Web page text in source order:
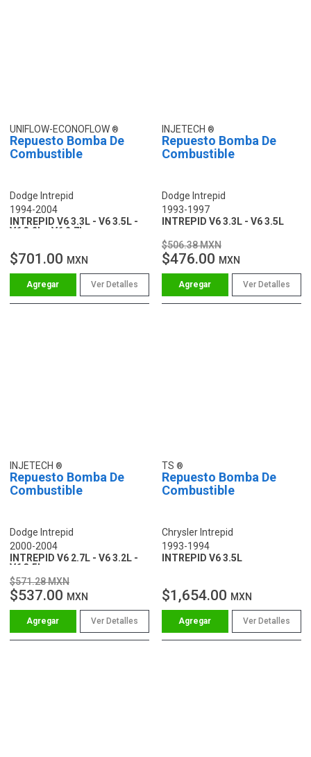
UNIFLOW-ECONOFLOW
Repuesto Bomba De
Combustible
Dodge Intrepid
1994-2004
INTREPID V6 3.3L - V6 3.5L -
V6 3.2L - V6 2.7L
$701.00 MXN
Ver Detalles
INJETECH
Repuesto Bomba De
Combustible
Dodge Intrepid
1993-1997
INTREPID V6 3.3L - V6 3.5L
$506.38 MXN
$476.00 MXN
Ver Detalles
INJETECH
Repuesto Bomba De
Combustible
Dodge Intrepid
2000-2004
INTREPID V6 2.7L - V6 3.2L -
V6 3.5L
$571.28 MXN
$537.00 MXN
Ver Detalles
TS
Repuesto Bomba De
Combustible
Chrysler Intrepid
1993-1994
INTREPID V6 3.5L
$1,654.00 MXN
Ver Detalles